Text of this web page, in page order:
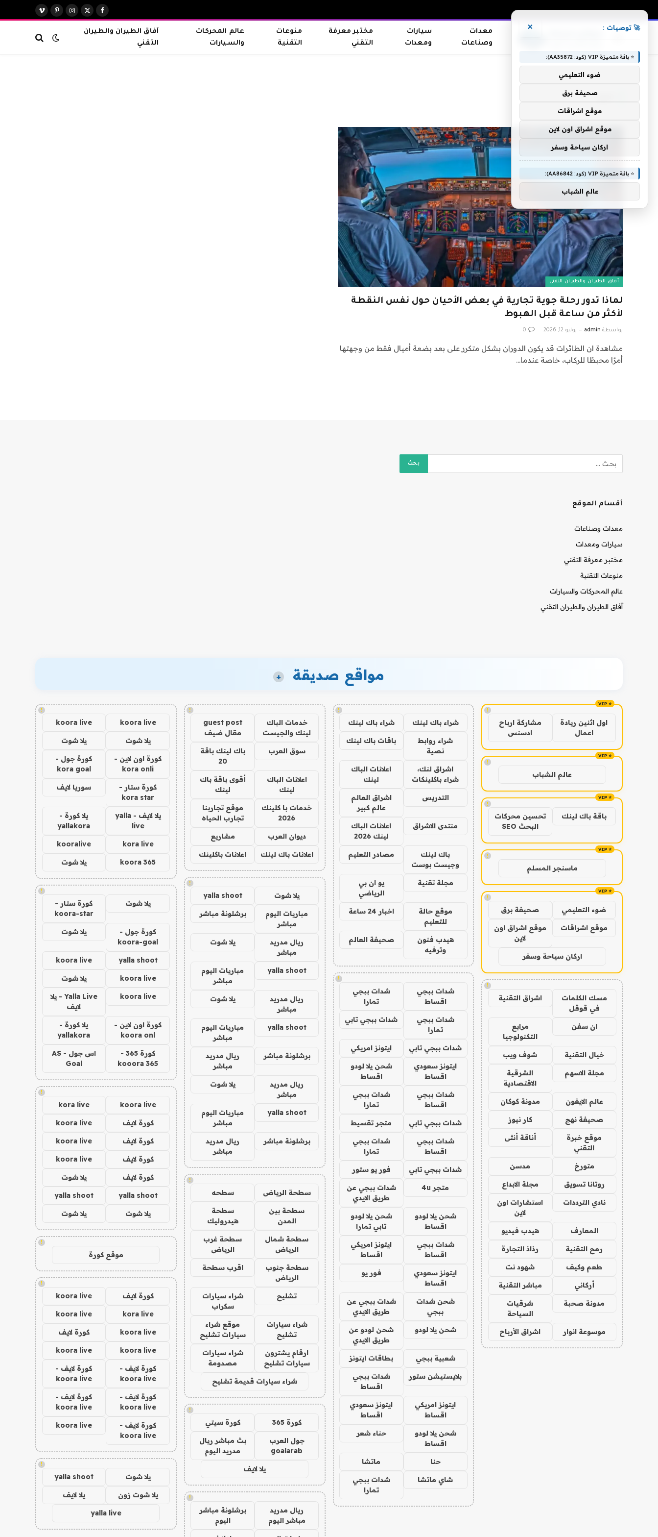
فيسبوك
X
الانستغرامبينتيريست
فيميو
معدات
وصناعات
سيارات
ومعدات
مختبر معرفة
التقني
منوعات
التقنية
عالم المحركات
والسيارات
آفاق الطيران والطيران
التقني
آفاق الطيران والطيران التقني
لماذا تدور رحلة جوية تجارية في بعض الأحيان حول نفس النقطة
لأكثر من ساعة قبل الهبوط
بواسطة admin يوليو 12, 2026 0
مشاهدة ان الطائرات قد يكون الدوران بشكل متكرر على بعد بضعة أميال فقط من وجهتها
أمرًا محبطًا للركاب، خاصة عندما…
أقسام الموقع
معدات وصناعات
سيارات ومعدات
مختبر معرفة التقني
منوعات التقنية
عالم المحركات والسيارات
آفاق الطيران والطيران التقني
مواقع صديقة +
!
اول اثنين ريادة
اعمال
مشاركة ارباح
ادسنس
!
عالم الشباب
!
باقة باك لينك
تحسين محركات
البحث SEO
!
ماسنجر المسلم
!
ضوء التعليمي صحيفة برق
موقع اشراقات
موقع اشراق اون
لاين
اركان سياحة وسفر
!
مسك الكلمات
في قوقل
اشراق التقنية
ان سفن
مرابع
التكنولوجيا
خيال التقنية شوف ويب
مجلة الاسهم
الشرقية
الاقتصادية
عالم الايفون مدونة كوكان
صحيفة نهج كار نيوز
موقع خبرة
التقني
أناقة أنثى
متورخ مدسن
روتانا تسويق مجلة الابداع
نادي الترددات
استشارات اون
لاين
المعارف هيدب فيديو
رمح التقنية رذاذ التجارة
طعم وكيف شهود نت
أركاني مباشر التقنية
مدونة صحبة
شرقيات
السياحة
موسوعة انوار اشراق الأرباح
!
شراء باك لينك شراء باك لينك
شراء روابط
نصية
باقات باك لينك
اشراق لنك،
شراء باكلينكات
اعلانات الباك
لينك
التدريس
اشراق العالم
عالم كبير
منتدى الاشراق
اعلانات الباك
لينك 2026
باك لينك
وجيست بوست
مصادر التعليم
مجلة تقنية
يو ان بي
الرياضي
موقع حالة
للتعليم
اخبار 24 ساعة
هيدب فنون
وترفيه
صحيفة العالم
!
شدات ببجي
اقساط
شدات ببجي
تمارا
شدات ببجي
تمارا
شدات ببجي تابي
شدات ببجي تابي ايتونز امريكي
ايتونز سعودي
اقساط
شحن يلا لودو
اقساط
شدات ببجي
اقساط
شدات ببجي
تمارا
شدات ببجي تابي متجر تقسيط
شدات ببجي
اقساط
شدات ببجي
تمارا
شدات ببجي تابي فور يو ستور
متجر 4u
شدات ببجي عن
طريق الايدي
شحن يلا لودو
اقساط
شحن يلا لودو
تابي تمارا
شدات ببجي
اقساط
ايتونز امريكي
اقساط
ايتونز سعودي
اقساط
فور يو
شحن شدات
ببجي
شدات ببجي عن
طريق الايدي
شحن يلا لودو
شحن لودو عن
طريق الايدي
شعبية ببجي بطاقات ايتونز
بلايستيشن ستور
شدات ببجي
اقساط
ايتونز امريكي
اقساط
ايتونز سعودي
اقساط
شحن يلا لودو
اقساط
حناء شعر
حنا ماتشا
شاي ماتشا
شدات ببجي
تمارا
!
خدمات الباك
لينك والجيست
guest post
مقال ضيف
سوق العرب
باك لينك باقة
20
اعلانات الباك
لينك
أقوى باقة باك
لينك
خدمات با كلينك
2026
موقع تجاربنا
تجارب الحياه
ديوان العرب مشاريع
اعلانات باك لينك اعلانات باكلينك
!
يلا شوت yalla shoot
مباريات اليوم
مباشر
برشلونة مباشر
ريال مدريد
مباشر
يلا شوت
yalla shoot
مباريات اليوم
مباشر
ريال مدريد
مباشر
يلا شوت
yalla shoot
مباريات اليوم
مباشر
برشلونة مباشر
ريال مدريد
مباشر
ريال مدريد
مباشر
يلا شوت
yalla shoot
مباريات اليوم
مباشر
برشلونة مباشر
ريال مدريد
مباشر
!
سطحة الرياض سطحه
سطحة بين
المدن
سطحة
هيدروليك
سطحة شمال
الرياض
سطحة غرب
الرياض
سطحة جنوب
الرياض
اقرب سطحة
تشليح
شراء سيارات
سكراب
شراء سيارات
تشليح
موقع شراء
سيارات تشليح
ارقام يشترون
سيارات تشليح
شراء سيارات
مصدومة
شراء سيارات قديمة تشليح
!
كورة 365 كورة سيتي
جول العرب
goalarab
بث مباشر ريال
مدريد اليوم
يلا لايف
!
ريال مدريد
مباشر اليوم
برشلونة مباشر
اليوم
!
koora live
koora live
يلا شوت يلا شوت
كورة اون لاين -
kora onli
كورة جول -
kora goal
كورة ستار -
kora star
سوريا لايف
يلا لايف - yalla
live
يلا كورة -
yallakora
kora live
kooralive
koora 365 يلا شوت
!
يلا شوت
كورة ستار -
koora-star
كورة جول -
koora-goal
يلا شوت
yalla shoot
koora live
koora live يلا شوت
koora live
Yalla Live - يلا
لايف
كورة اون لاين -
koora onl
يلا كورة -
yallakora
كورة 365 -
kooora 365
اس جول - AS
Goal
!
koora live
kora live
كورة لايف koora live
كورة لايف koora live
كورة لايف koora live
كورة لايف يلا شوت
yalla shoot
yalla shoot
يلا شوت يلا شوت
!
موقع كورة
!
كورة لايف koora live
kora live
koora live
koora live كورة لايف
koora live
koora live
كورة لايف -
koora live
كورة لايف -
koora live
كورة لايف -
koora live
كورة لايف -
koora live
كورة لايف -
koora live
koora live
!
يلا شوت yalla shoot
يلا شوت زون يلا لايف
yalla live
🚀 توصيات : ×
⭐ باقة متميزة VIP (كود: AA35872):
ضوء التعليمي
صحيفة برق
موقع اشراقات
موقع اشراق اون لاين
اركان سياحة وسفر
⭐ باقة متميزة VIP (كود: AA86842):
عالم الشباب